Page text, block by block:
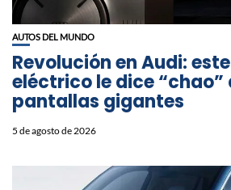
AUTOS DEL MUNDO
Revolución en Audi:
eléctrico le dice “chao”
pantallas gigantes
5 de agosto de 2026